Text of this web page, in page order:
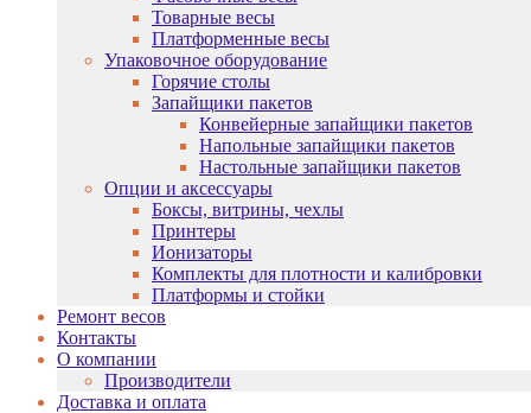
Товарные весы
Платформенные весы
Упаковочное оборудование
Горячие столы
Запайщики пакетов
Конвейерные запайщики пакетов
Напольные запайщики пакетов
Настольные запайщики пакетов
Опции и аксессуары
Боксы, витрины, чехлы
Принтеры
Ионизаторы
Комплекты для плотности и калибровки
Платформы и стойки
Ремонт весов
Контакты
О компании
Производители
Доставка и оплата